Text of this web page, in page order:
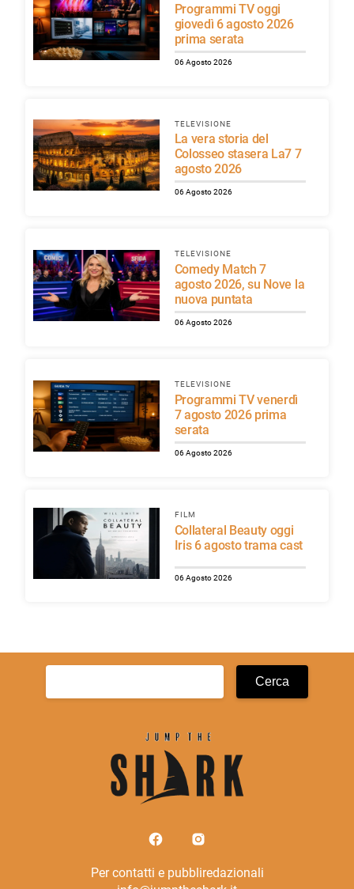
Programmi TV oggi
giovedì 6 agosto 2026
prima serata
06 Agosto 2026
TELEVISIONE
La vera storia del
Colosseo stasera La7 7
agosto 2026
06 Agosto 2026
TELEVISIONE
Comedy Match 7
agosto 2026, su Nove la
nuova puntata
06 Agosto 2026
TELEVISIONE
Programmi TV venerdì
7 agosto 2026 prima
serata
06 Agosto 2026
FILM
Collateral Beauty oggi
Iris 6 agosto trama cast
06 Agosto 2026
Ricerca
Per contatti e pubbliredazionali